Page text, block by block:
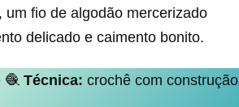
, um fio de algodão mercerizado
delicado e caimento bonito.
🧶 Técnica: crochê com construção